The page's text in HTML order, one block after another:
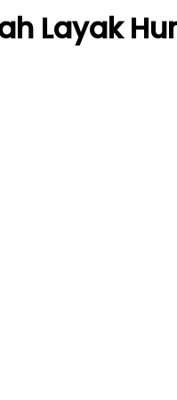
Layak